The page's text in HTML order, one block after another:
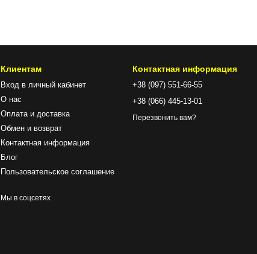
Клиентам
Вход в личный кабинет
О нас
Оплата и доставка
Обмен и возврат
Контактная информация
Блог
Пользовательское соглашение
Мы в соцсетях
Контактная информация
+38 (097) 551-66-55
+38 (066) 445-13-01
Перезвонить вам?